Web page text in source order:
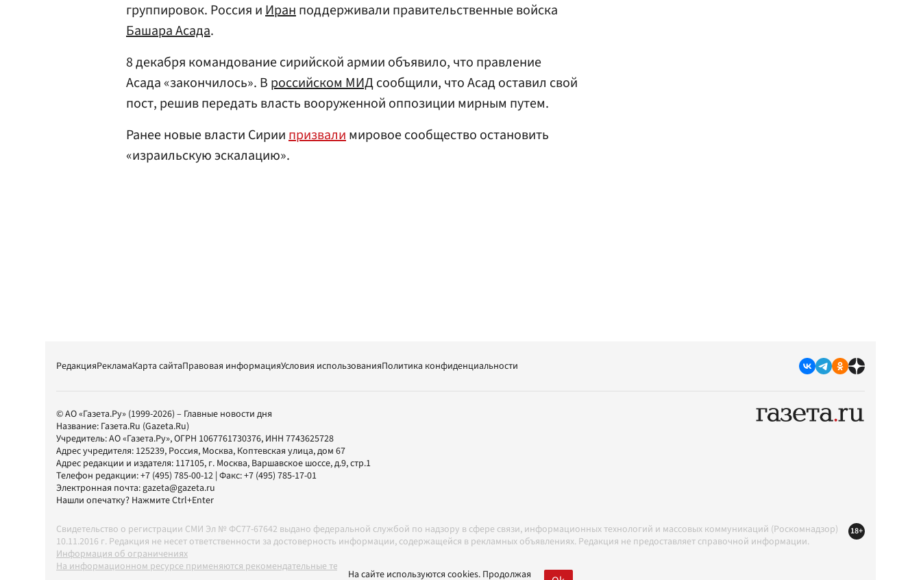
группировок. Россия иИранподдерживали правительственные войска
Башара Асада.
8 декабря командование сирийской армии объявило, что правление
Асада «закончилось». В российском МИДсообщили, что Асад оставил свой
пост, решив передать власть вооруженной оппозиции мирным путем.
Ранее новые власти Сириипризвалимировое сообщество остановить
«израильскую эскалацию».
РедакцияРекламаКарта сайтаПравовая информацияУсловия использованияПолитика конфиденциальности
© АО «Газета.Ру» (1999-2026) – Главные новости дня
Название: Газета.Ru (Gazeta.Ru)
Учредитель:АО «Газета.Ру», ОГРН 1067761730376, ИНН 7743625728
Адрес учредителя: 125239, Россия, Москва, Коптевская улица, дом 67
Адрес редакции и издателя: 117105, г. Москва, Варшавское шоссе, д.9, стр.1
Телефон редакции:+7 (495) 785-00-12 | Факс:+7 (495) 785-17-01
Электронная почта:gazeta@gazeta.ru
Нашли опечатку? Нажмите Ctrl+Enter
Свидетельство о регистрации СМИ Эл № ФС77-67642 выдано федеральной службой по надзору в сфере связи, информационных технологий и массовых коммуникаций (Роскомнадзор)
10.11.2016 г. Редакция не несет ответственности за достоверность информации, содержащейся в рекламных объявлениях. Редакция не предоставляет справочной информации.
Информация об ограничениях
На информационном ресурсе применяются рекомендательные технологии в соответствии с Правилами
18+
На сайте используются cookies. Продолжая